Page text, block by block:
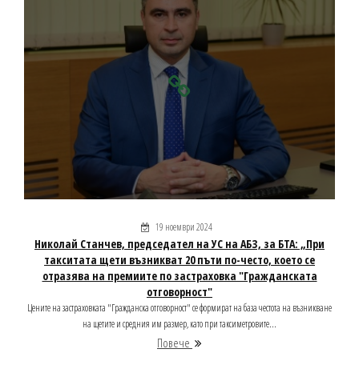
19 ноември 2024
Николай Станчев, председател на УС на АБЗ, за БТА: „При
такситата щети възникват 20 пъти по-често, което се
отразява на премиите по застраховка "Гражданската
отговорност"
Цените на застраховката "Гражданска отговорност" се формират на база честота на възникване
на щетите и средния им размер, като при таксиметровите...
Повече